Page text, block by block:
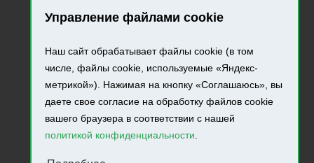
Управление файлами cookie
Наш сайт обрабатывает файлы cookie (в том
числе, файлы cookie, используемые «Яндекс-
метрикой»). Нажимая на кнопку «Соглашаюсь», вы
даете свое согласие на обработку файлов cookie
вашего браузера в соответствии с нашей
политикой конфиденциальности.
Разработка и продвижение сайта.